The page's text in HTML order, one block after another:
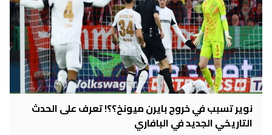
نوير تسبب في خروج بايرن ميونخ؟؟! تعرف على الحدث
التاريخي الجديد في البافاري